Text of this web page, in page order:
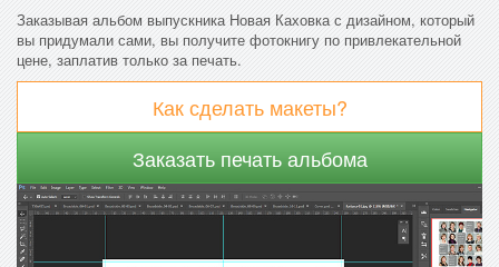
Заказывая альбом выпускника Новая Каховка с дизайном, который
вы придумали сами, вы получите фотокнигу по привлекательной
цене, заплатив только за печать.
Как сделать макеты?
Заказать печать альбома